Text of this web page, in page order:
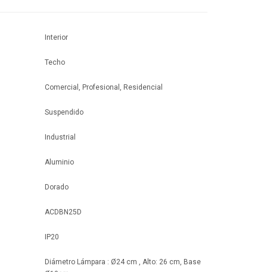
Interior
Techo
Comercial, Profesional, Residencial
Suspendido
Industrial
Aluminio
Dorado
ACDBN25D
IP20
Diámetro Lámpara : Ø24 cm , Alto: 26 cm, Base